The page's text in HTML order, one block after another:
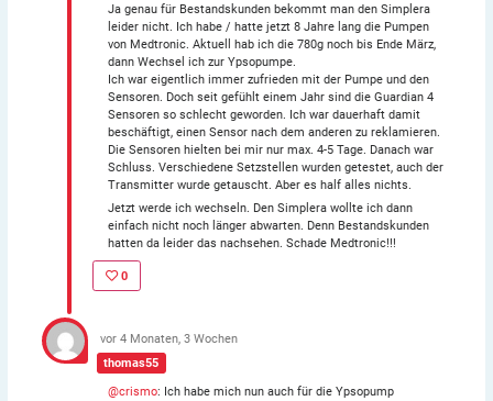
Ja genau für Bestandskunden bekommt man den Simplera
leider nicht. Ich habe / hatte jetzt 8 Jahre lang die Pumpen
von Medtronic. Aktuell hab ich die 780g noch bis Ende März,
dann Wechsel ich zur Ypsopumpe.
Ich war eigentlich immer zufrieden mit der Pumpe und den
Sensoren. Doch seit gefühlt einem Jahr sind die Guardian 4
Sensoren so schlecht geworden. Ich war dauerhaft damit
beschäftigt, einen Sensor nach dem anderen zu reklamieren.
Die Sensoren hielten bei mir nur max. 4-5 Tage. Danach war
Schluss. Verschiedene Setzstellen wurden getestet, auch der
Transmitter wurde getauscht. Aber es half alles nichts.
Jetzt werde ich wechseln. Den Simplera wollte ich dann
einfach nicht noch länger abwarten. Denn Bestandskunden
hatten da leider das nachsehen. Schade Medtronic!!!
0
thomas55
vor 4 Monaten, 3 Wochen
@crismo: Ich habe mich nun auch für die Ypsopump